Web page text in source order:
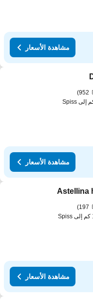
مشاهدة الأسعار
Add to
952
مشاهدة الأسعار
Add to
Astellina
197
مشاهدة الأسعار